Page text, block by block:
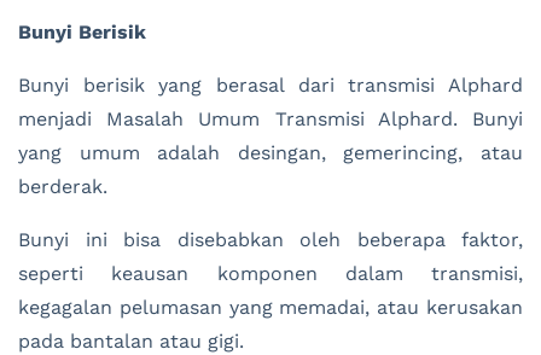
Bunyi Berisik
Bunyi berisik yang berasal dari transmisi Alphard
menjadi Masalah Umum Transmisi Alphard. Bunyi
yang umum adalah desingan, gemerincing, atau
berderak.
Bunyi ini bisa disebabkan oleh beberapa faktor,
seperti keausan komponen dalam transmisi,
kegagalan pelumasan yang memadai, atau kerusakan
pada bantalan atau gigi.